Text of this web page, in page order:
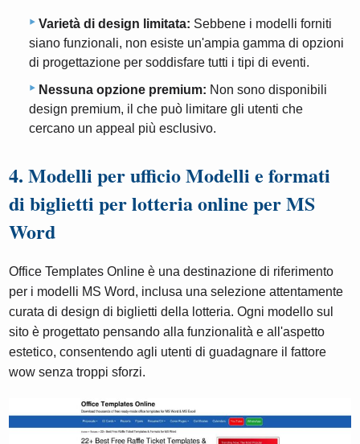
Varietà di design limitata: Sebbene i modelli forniti
siano funzionali, non esiste un'ampia gamma di opzioni
di progettazione per soddisfare tutti i tipi di eventi.
Nessuna opzione premium: Non sono disponibili
design premium, il che può limitare gli utenti che
cercano un appeal più esclusivo.
4. Modelli per ufficio Modelli e formati
di biglietti per lotteria online per MS
Word
Office Templates Online è una destinazione di riferimento
per i modelli MS Word, inclusa una selezione attentamente
curata di design di biglietti della lotteria. Ogni modello sul
sito è progettato pensando alla funzionalità e all'aspetto
estetico, consentendo agli utenti di guadagnare il fattore
wow senza troppi sforzi.